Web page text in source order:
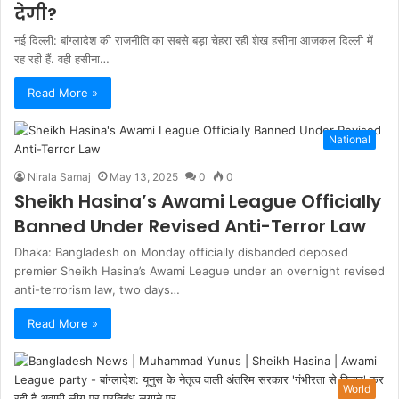
देगी?
नई दिल्ली: बांग्लादेश की राजनीति का सबसे बड़ा चेहरा रही शेख हसीना आजकल दिल्ली में
रह रही हैं. वही हसीना…
Read More »
National
Nirala Samaj May 13, 2025 0 0
Sheikh Hasina’s Awami League Officially
Banned Under Revised Anti-Terror Law
Dhaka: Bangladesh on Monday officially disbanded deposed
premier Sheikh Hasina’s Awami League under an overnight revised
anti-terrorism law, two days…
Read More »
World